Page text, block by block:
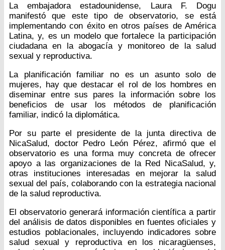
La embajadora estadounidense, Laura F. Dogu
manifestó que este tipo de observatorio, se está
implementando con éxito en otros países de América
Latina, y, es un modelo que fortalece la participación
ciudadana en la abogacía y monitoreo de la salud
sexual y reproductiva.
La planificación familiar no es un asunto solo de
mujeres, hay que destacar el rol de los hombres en
diseminar entre sus pares la información sobre los
beneficios de usar los métodos de planificación
familiar, indicó la diplomática.
Por su parte el presidente de la junta directiva de
NicaSalud, doctor Pedro León Pérez, afirmó que el
observatorio es una forma muy concreta de ofrecer
apoyo a las organizaciones de la Red NicaSalud, y,
otras instituciones interesadas en mejorar la salud
sexual del país, colaborando con la estrategia nacional
de la salud reproductiva.
El observatorio generará información científica a partir
del análisis de datos disponibles en fuentes oficiales y
estudios poblacionales, incluyendo indicadores sobre
salud sexual y reproductiva en los nicaragüenses,